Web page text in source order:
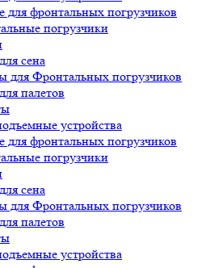
для фронтальных погрузчиков
погрузчики
сена
для Фронтальных погрузчиков
палетов
устройства
для фронтальных погрузчиков
погрузчики
сена
для Фронтальных погрузчиков
палетов
устройства